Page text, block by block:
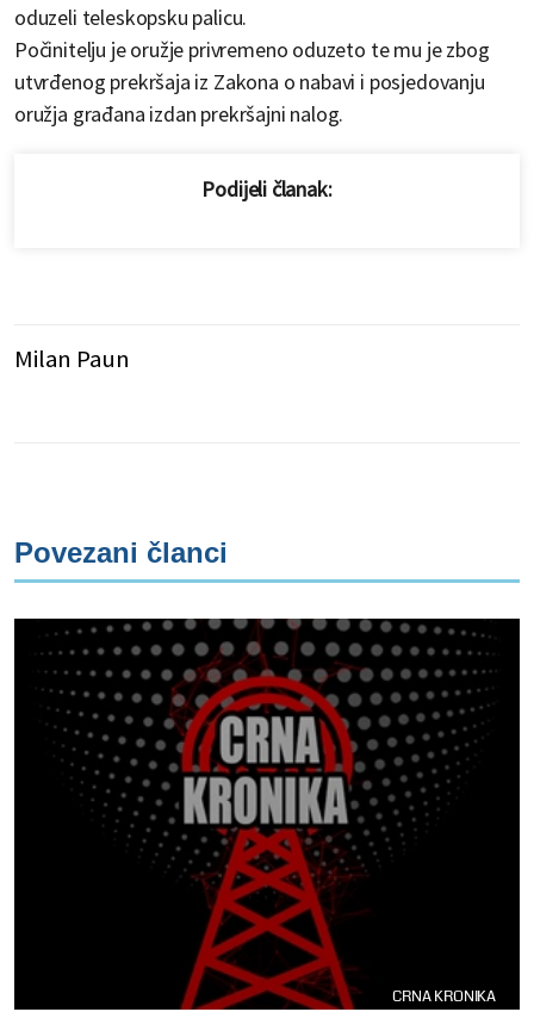
oduzeli teleskopsku palicu.
Počinitelju je oružje privremeno oduzeto te mu je zbog
utvrđenog prekršaja iz Zakona o nabavi i posjedovanju
oružja građana izdan prekršajni nalog.
Podijeli članak:
Milan Paun
Povezani članci
CRNA KRONIKA